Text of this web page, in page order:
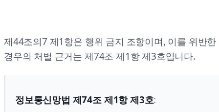
제44조의7 제1항은 행위 금지 조항이며, 이를 위반한
경우의 처벌 근거는 제74조 제1항 제3호입니다.
정보통신망법 제74조 제1항 제3호: